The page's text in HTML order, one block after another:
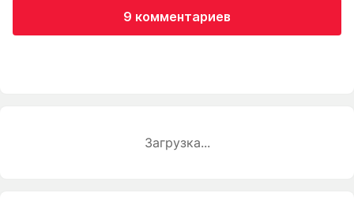
9 комментариев
Загрузка...